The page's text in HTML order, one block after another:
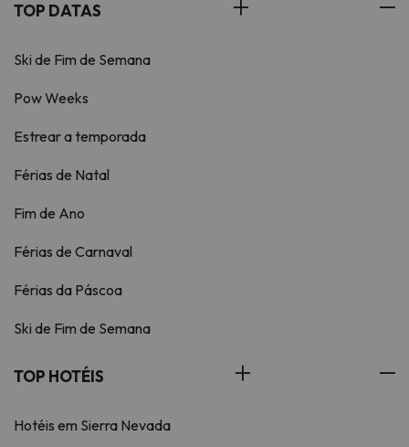
TOP DATAS
Ski de Fim de Semana
Pow Weeks
Estrear a temporada
Férias de Natal
Fim de Ano
Férias de Carnaval
Férias da Páscoa
Ski de Fim de Semana
TOP HOTÉIS
Hotéis em Sierra Nevada